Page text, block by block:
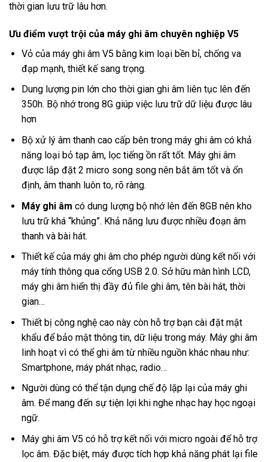
thời gian lưu trữ lâu hơn.
Ưu điểm vượt trội của máy ghi âm chuyên nghiệp V5
Vỏ của máy ghi âm V5 bằng kim loại bền bỉ, chống va
đạp mạnh, thiết kế sang trọng.
Dung lượng pin lớn cho thời gian ghi âm liên tục lên đến
350h. Bộ nhớ trong 8G giúp việc lưu trữ dữ liệu được lâu
hơn
Bộ xử lý âm thanh cao cấp bên trong máy ghi âm có khả
năng loại bỏ tạp âm, lọc tiếng ồn rất tốt. Máy ghi âm
được lắp đặt 2 micro song song nên bắt âm tốt và ổn
định, âm thanh luôn to, rõ ràng.
Máy ghi âm có dung lượng bộ nhớ lên đến 8GB nên kho
lưu trữ khá “khủng”. Khả năng lưu được nhiều đoạn âm
thanh và bài hát.
Thiết kế của máy ghi âm cho phép người dùng kết nối với
máy tính thông qua cổng USB 2.0. Sở hữu màn hình LCD,
máy ghi âm hiển thị đầy đủ file ghi âm, tên bài hát, thời
gian…
Thiết bị công nghệ cao này còn hỗ trợ bạn cài đặt mật
khẩu để bảo mật thông tin, dữ liệu trong máy. Máy ghi âm
linh hoạt vì có thể ghi âm từ nhiều nguồn khác nhau như:
Smartphone, máy phát nhạc, radio…
Người dùng có thể tận dụng chế độ lặp lại của máy ghi
âm. Để mang đến sự tiện lợi khi nghe nhạc hay học ngoại
ngữ.
Máy ghi âm V5 có hỗ trợ kết nối với micro ngoài để hỗ trợ
lọc âm. Đặc biệt, máy được tích hợp khả năng phát lại file